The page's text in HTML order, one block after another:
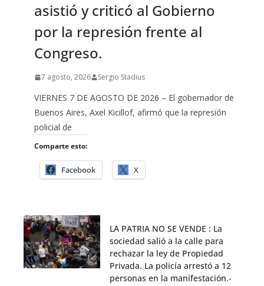
asistió y criticó al Gobierno
por la represión frente al
Congreso.
7 agosto, 2026 Sergio Stadius
VIERNES 7 DE AGOSTO DE 2026 – El gobernador de
Buenos Aires, Axel Kicillof, afirmó que la represión
policial de
Comparte esto:
Facebook X
LA PATRIA NO SE VENDE : La
sociedad salió a la calle para
rechazar la ley de Propiedad
Privada. La policía arrestó a 12
personas en la manifestación.-